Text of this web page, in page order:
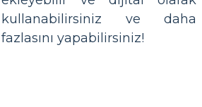
kullanabilirsiniz ve daha
fazlasını yapabilirsiniz!